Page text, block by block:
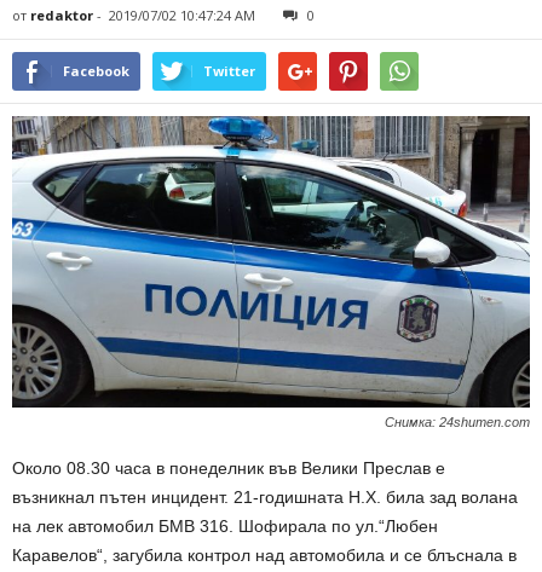
от redaktor - 2019/07/02 10:47:24 AM 0
Facebook Twitter
Снимка: 24shumen.com
Около 08.30 часа в понеделник във Велики Преслав е
възникнал пътен инцидент. 21-годишната Н.Х. била зад волана
на лек автомобил БМВ 316. Шофирала по ул.“Любен
Каравелов“, загубила контрол над автомобила и се блъснала в